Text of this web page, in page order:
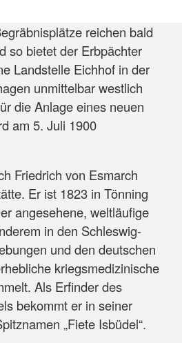
reichen bald
so bietet der Erbpächter
Landstelle Eichhof in der
unmittelbar westlich
die Anlage eines neuen
am 5. Juli 1900
Friedrich von Esmarch
Er ist 1823 in Tönning
angesehene, weltläufige
in den Schleswig-
und den deutschen
kriegsmedizinische
Als Erfinder des
bekommt er in seiner
„Fiete Isbüdel“.